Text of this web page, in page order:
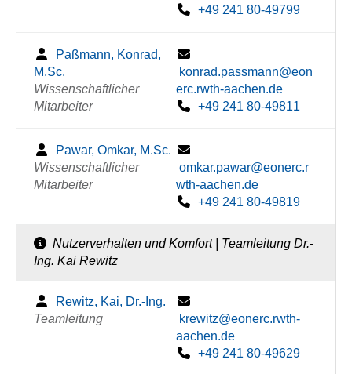
+49 241 80-49799
Paßmann, Konrad,
M.Sc.
Wissenschaftlicher
Mitarbeiter
konrad.passmann@eon
erc.rwth-aachen.de
+49 241 80-49811
Pawar, Omkar, M.Sc.
Wissenschaftlicher
Mitarbeiter
omkar.pawar@eonerc.r
wth-aachen.de
+49 241 80-49819
Nutzerverhalten und Komfort | Teamleitung Dr.-
Ing. Kai Rewitz
Rewitz, Kai, Dr.-Ing.
Teamleitung
krewitz@eonerc.rwth-
aachen.de
+49 241 80-49629